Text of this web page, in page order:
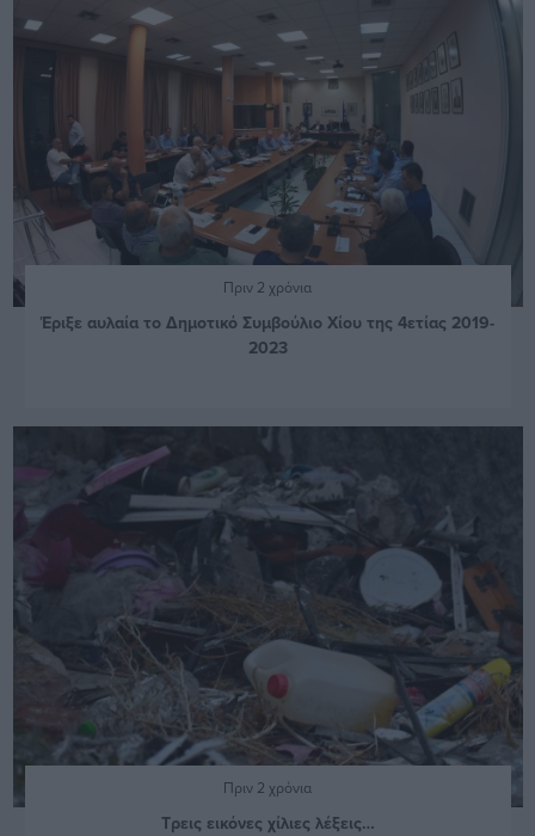
Πριν 2 χρόνια
Έριξε αυλαία το Δημοτικό Συμβούλιο Χίου της 4ετίας 2019-
2023
Πριν 2 χρόνια
Τρεις εικόνες χίλιες λέξεις…